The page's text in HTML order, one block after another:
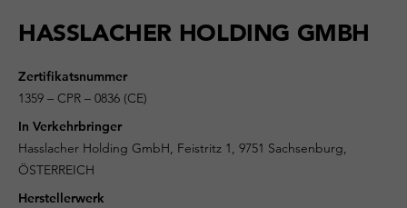
HASSLACHER HOLDING GMBH
Zertifikatsnummer
1359 – CPR – 0836 (CE)
In Verkehrbringer
Hasslacher Holding GmbH, Feistritz 1, 9751 Sachsenburg,
ÖSTERREICH
Herstellerwerk